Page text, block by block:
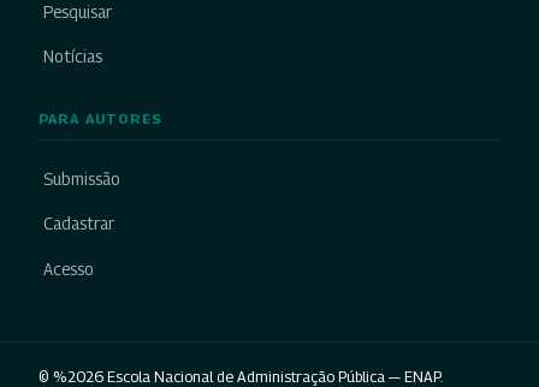
Pesquisar
Notícias
PARA AUTORES
Submissão
Cadastrar
Acesso
© %2026 Escola Nacional de Administração Pública — ENAP.